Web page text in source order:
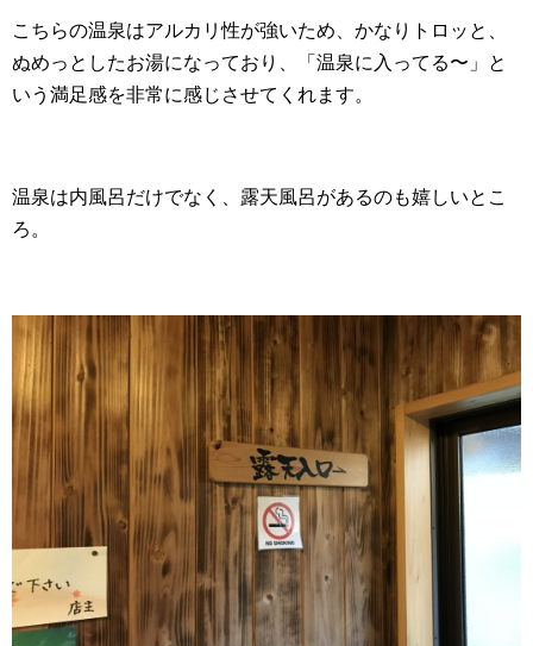
こちらの温泉はアルカリ性が強いため、かなりトロッと、
ぬめっとしたお湯になっており、「温泉に入ってる〜」と
いう満足感を非常に感じさせてくれます。
温泉は内風呂だけでなく、露天風呂があるのも嬉しいとこ
ろ。